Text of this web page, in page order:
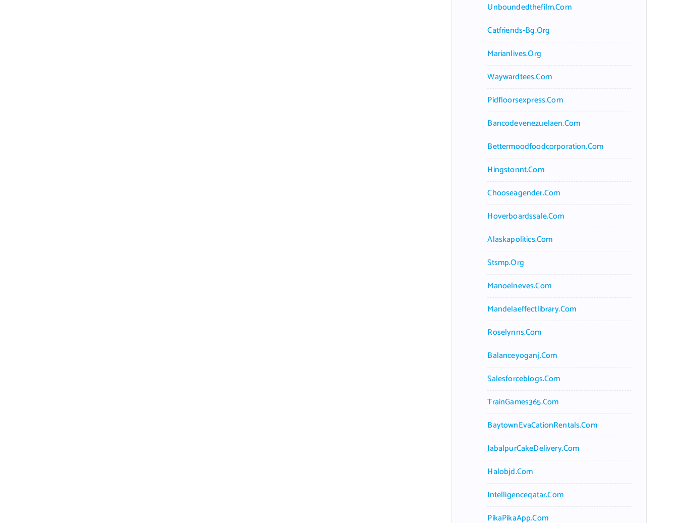
Unboundedthefilm.com
Catfriends-Bg.org
Marianlives.org
Waywardtees.com
Pidfloorsexpress.com
Bancodevenezuelaen.com
Bettermoodfoodcorporation.com
Hingstonnt.com
Chooseagender.com
Hoverboardssale.com
Alaskapolitics.com
Stsmp.org
Manoelneves.com
Mandelaeffectlibrary.com
Roselynns.com
Balanceyoganj.com
Salesforceblogs.com
TrainGames365.com
BaytownEvaCationRentals.com
JabalpurCakeDelivery.com
Halobjd.com
Intelligenceqatar.com
PikaPikaApp.com